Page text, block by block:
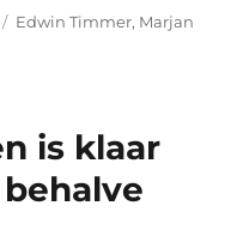
Tags
Edwin Timmer, Marjan
is klaar